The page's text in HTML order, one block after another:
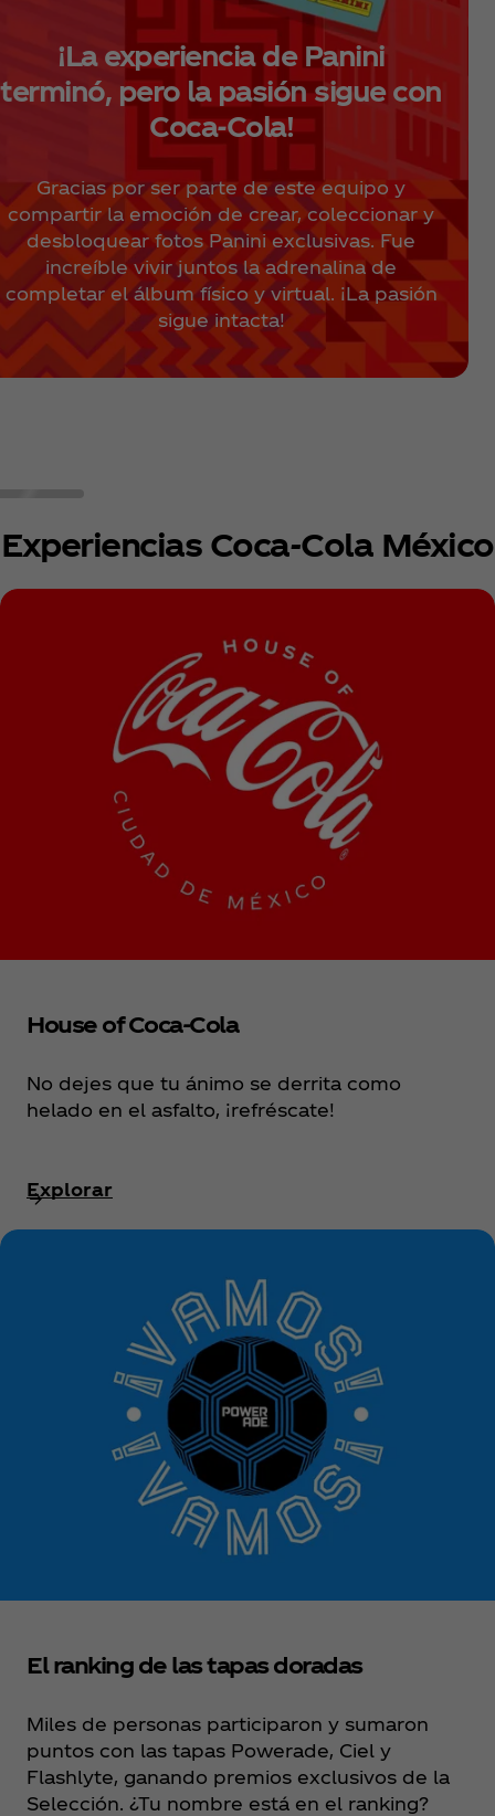
¡La experiencia de Panini
terminó, pero la pasión sigue con
Coca‑Cola!
Gracias por ser parte de este equipo y
compartir la emoción de crear, coleccionar y
desbloquear fotos Panini exclusivas. Fue
increíble vivir juntos la adrenalina de
completar el álbum físico y virtual. ¡La pasión
sigue intacta!
Experiencias Coca‑Cola México
House of Coca‑Cola
No dejes que tu ánimo se derrita como
helado en el asfalto, ¡refréscate!
Explorar
El ranking de las tapas doradas
Miles de personas participaron y sumaron
puntos con las tapas Powerade, Ciel y
Flashlyte, ganando premios exclusivos de la
Selección. ¿Tu nombre está en el ranking?